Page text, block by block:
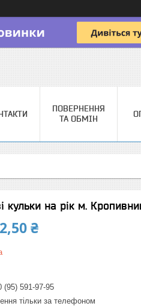
ПОВЕРНЕННЯ
ТА ОБМІН
кульки на рік м.
₴
(95) 591-97-95
тільки за телефоном